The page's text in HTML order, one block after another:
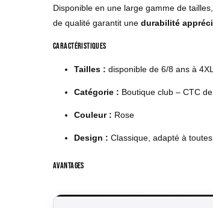
Disponible en une large gamme de
de qualité garantit une durabilité
Caractéristiques
Tailles : disponible de 6/8 ans à 4XL
Catégorie : Boutique club – CTC
Couleur : Rose
Design : Classique, adapté à
Avantages